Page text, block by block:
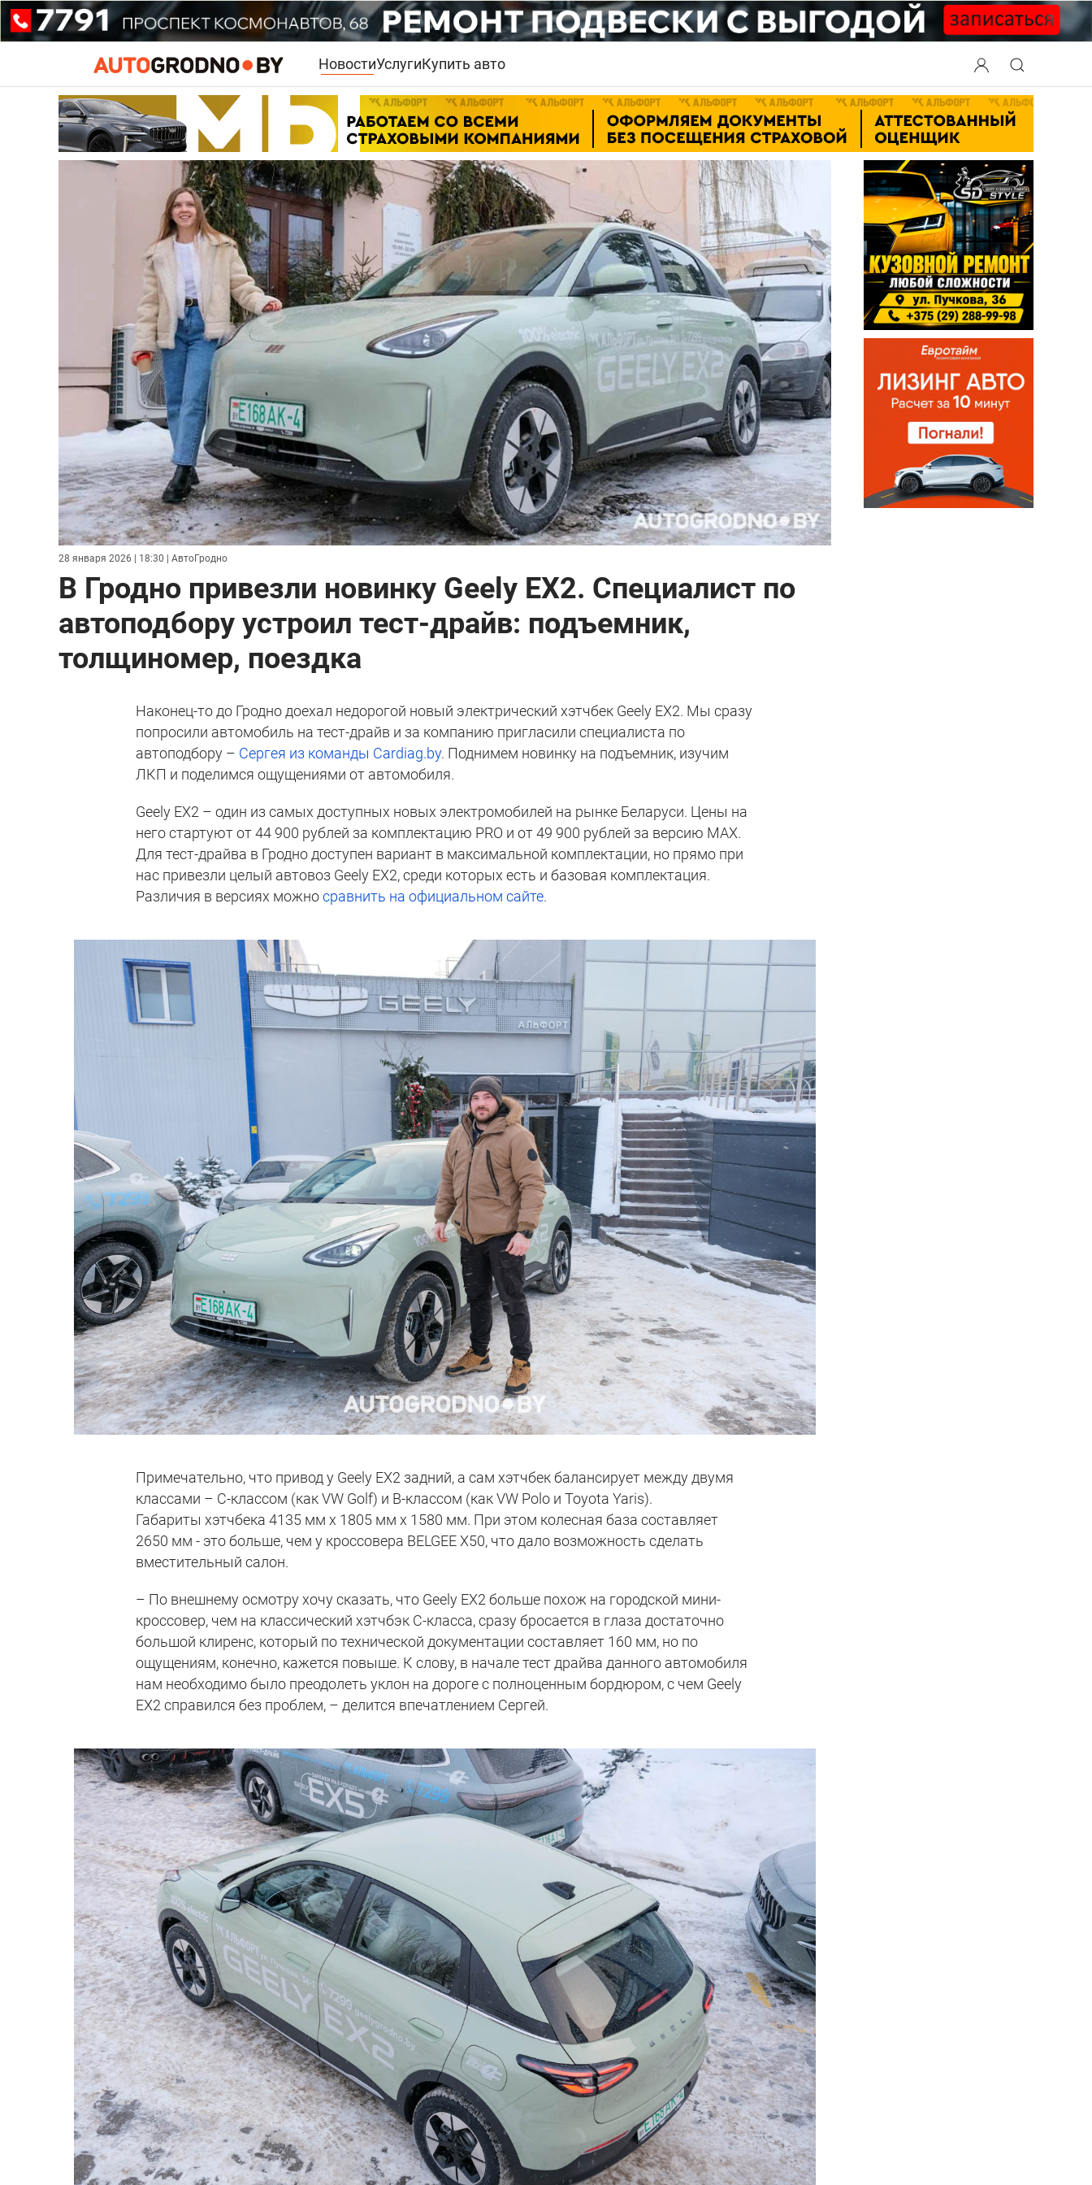
НовостиУслугиКупить авто
28 января 2026 | 18:30 | АвтоГродно
В Гродно привезли новинку Geely EX2. Специалист по
автоподбору устроил тест-драйв: подъемник,
толщиномер, поездка
Наконец-то до Гродно доехал недорогой новый электрический хэтчбек Geely EX2. Мы сразу
попросили автомобиль на тест-драйв и за компанию пригласили специалиста по
автоподбору – Сергея из команды Cardiag.by. Поднимем новинку на подъемник, изучим
ЛКП и поделимся ощущениями от автомобиля.
Geely EX2 – один из самых доступных новых электромобилей на рынке Беларуси. Цены на
него стартуют от 44 900 рублей за комплектацию PRO и от 49 900 рублей за версию MAX.
Для тест-драйва в Гродно доступен вариант в максимальной комплектации, но прямо при
нас привезли целый автовоз Geely EX2, среди которых есть и базовая комплектация.
Различия в версиях можносравнить на официальном сайте.
Примечательно, что привод у Geely EX2 задний, а сам хэтчбек балансирует между двумя
классами – С-классом (как VW Golf) и B-классом (как VW Polo и Toyota Yaris).
Габариты хэтчбека 4135 мм х 1805 мм х 1580 мм. При этом колесная база составляет
2650 мм - это больше, чем у кроссовера BELGEE X50, что дало возможность сделать
вместительный салон.
– По внешнему осмотру хочу сказать, что Geely EX2 больше похож на городской мини-
кроссовер, чем на классический хэтчбэк С-класса, сразу бросается в глаза достаточно
большой клиренс, который по технической документации составляет 160 мм, но по
ощущениям, конечно, кажется повыше. К слову, в начале тест драйва данного автомобиля
нам необходимо было преодолеть уклон на дороге с полноценным бордюром, с чем Geely
EX2 справился без проблем, – делится впечатлением Сергей.